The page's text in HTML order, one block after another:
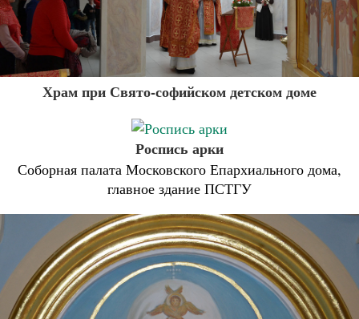
Храм при Свято-софийском детском доме
Роспись арки
Соборная палата Московского Епархиального дома,
главное здание ПСТГУ